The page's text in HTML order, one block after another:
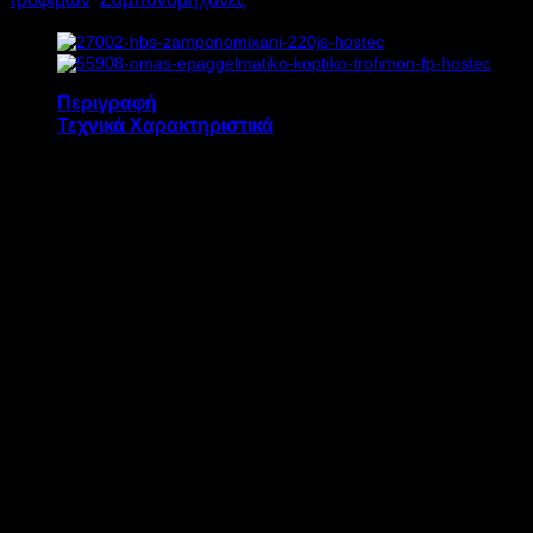
Περιγραφή
Τεχνικά Χαρακτηριστικά